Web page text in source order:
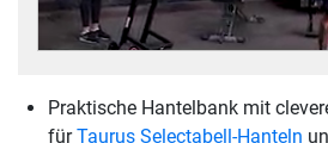
Praktische Hantelbank mit
fürTaurus Selectabell-Hanteln